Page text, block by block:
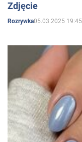
Zdjęcie
Rozrywka05.03.2025 19:45